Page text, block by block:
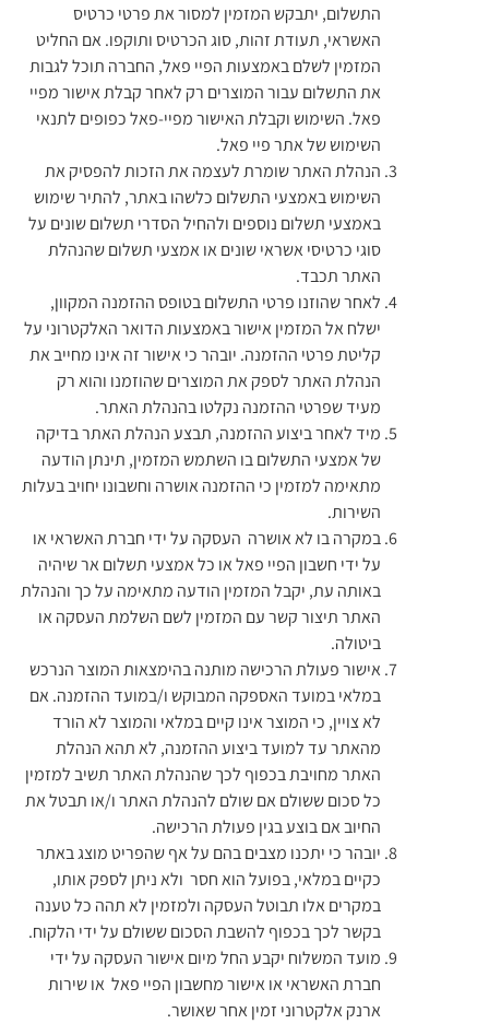
התשלום, יתבקש המזמין למסור את פרטי כרטיס
האשראי, תעודת זהות, סוג הכרטיס ותוקפו. אם החליט
המזמין לשלם באמצעות הפיי פאל, החברה תוכל לגבות
את התשלום עבור המוצרים רק לאחר קבלת אישור מפיי
פאל. השימוש וקבלת האישור מפיי-פאל כפופים לתנאי
השימוש של אתר פיי פאל.
הנהלת האתר שומרת לעצמה את הזכות להפסיק את
השימוש באמצעי התשלום כלשהו באתר, להתיר שימוש
באמצעי תשלום נוספים ולהחיל הסדרי תשלום שונים על
סוגי כרטיסי אשראי שונים או אמצעי תשלום שהנהלת
האתר תכבד.
לאחר שהוזנו פרטי התשלום בטופס ההזמנה המקוון,
ישלח אל המזמין אישור באמצעות הדואר האלקטרוני על
קליטת פרטי ההזמנה. יובהר כי אישור זה אינו מחייב את
הנהלת האתר לספק את המוצרים שהוזמנו והוא רק
מעיד שפרטי ההזמנה נקלטו בהנהלת האתר.
מיד לאחר ביצוע ההזמנה, תבצע הנהלת האתר בדיקה
של אמצעי התשלום בו השתמש המזמין, תינתן הודעה
מתאימה למזמין כי ההזמנה אושרה וחשבונו יחויב בעלות
השירות.
במקרה בו לא אושרה העסקה על ידי חברת האשראי או
על ידי חשבון הפיי פאל או כל אמצעי תשלום אר שיהיה
באותה עת, יקבל המזמין הודעה מתאימה על כך והנהלת
האתר תיצור קשר עם המזמין לשם השלמת העסקה או
ביטולה.
אישור פעולת הרכישה מותנה בהימצאות המוצר הנרכש
במלאי במועד האספקה המבוקש ו/במועד ההזמנה. אם
לא צויין, כי המוצר אינו קיים במלאי והמוצר לא הורד
מהאתר עד למועד ביצוע ההזמנה, לא תהא הנהלת
האתר מחויבת בכפוף לכך שהנהלת האתר תשיב למזמין
כל סכום ששולם אם שולם להנהלת האתר ו/או תבטל את
החיוב אם בוצע בגין פעולת הרכישה.
יובהר כי יתכנו מצבים בהם על אף שהפריט מוצג באתר
כקיים במלאי, בפועל הוא חסר ולא ניתן לספק אותו,
במקרים אלו תבוטל העסקה ולמזמין לא תהה כל טענה
בקשר לכך בכפוף להשבת הסכום ששולם על ידי הלקוח.
מועד המשלוח יקבע החל מיום אישור העסקה על ידי
חברת האשראי או אישור מחשבון הפיי פאל או שירות
ארנק אלקטרוני זמין אחר שאושר.